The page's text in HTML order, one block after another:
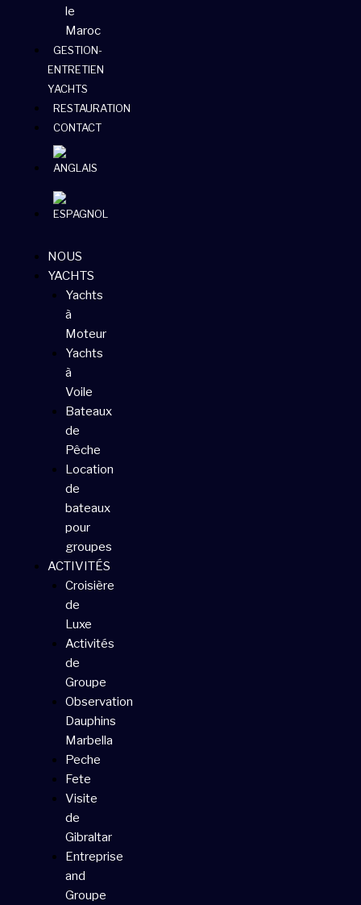
le
Maroc
GESTION-
ENTRETIEN
YACHTS
RESTAURATION
CONTACT
NOUS
YACHTS
Yachts
à
Moteur
Yachts
à
Voile
Bateaux
de
Pêche
Location
de
bateaux
pour
groupes
ACTIVITÉS
Croisière
de
Luxe
Activités
de
Groupe
Observation
Dauphins
Marbella
Peche
Fete
Visite
de
Gibraltar
Entreprise
and
Groupe